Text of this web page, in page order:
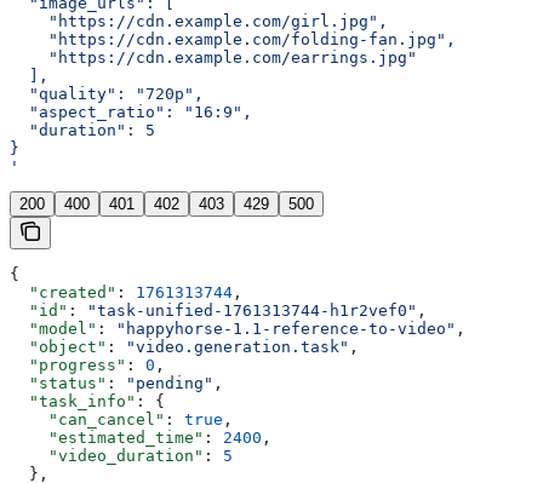
    "https://cdn.example.com/girl.jpg",
    "https://cdn.example.com/folding-fan.jpg",
    "https://cdn.example.com/earrings.jpg"
  ],
  "quality": "720p",
  "aspect_ratio": "16:9",
  "duration": 5
}
'
200 400 401 402 403 429 500
{
  "created"
: 1761313744 ,
  "id"
: "task-unified-1761313744-h1r2vef0" ,
  "model"
: "happyhorse-1.1-reference-to-video" ,
  "object"
: "video.generation.task" ,
  "progress"
: 0 ,
  "status"
: "pending" ,
  "task_info"
: {
    "can_cancel"
: true ,
    "estimated_time"
: 2400 ,
    "video_duration"
: 5
  },